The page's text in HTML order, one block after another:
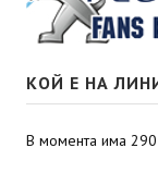
КОЙ Е НА
В момента има 290